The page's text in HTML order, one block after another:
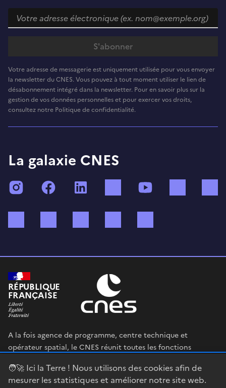
🧑‍🚀 Ici la Terre ! Nous utilisons des cookies afin de
mesurer les statistiques et améliorer notre site web.
Votre adresse de messagerie est uniquement utilisée pour vous envoyer
la newsletter du CNES. Vous pouvez à tout moment utiliser le lien de
désabonnement intégré dans la newsletter. Pour en savoir plus sur la
gestion de vos données personnelles et pour exercer vos droits,
consultez notre Politique de confidentialité.
La galaxie CNES
InstagramFacebook TikTok
RÉPUBLIQUE
FRANÇAISE
A la fois agence de programme, centre technique et
opérateur spatial, le CNES réunit toutes les fonctions
en œuvre sa stratégie spatiale.